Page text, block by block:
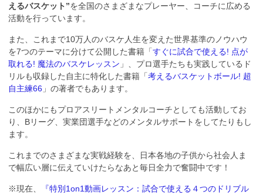
えるバスケット”を全国のさまざまなプレーヤー、コーチに広める
活動を行っています。
また、これまで10万人のバスケ人生を変えた世界基準のノウハウ
を7つのテーマに分けて公開した書籍「すぐに試合で使える! 点が
取れる! 魔法のバスケレッスン 」、プロ選手たちも実践しているド
リルも収録した自主に特化した書籍「考えるバスケットボール! 超
自主練66 」の著者でもあります。
このほかにもプロアスリートメンタルコーチとしても活動してお
り、Bリーグ、実業団選手などのメンタルサポートをしてたりもし
ます。
これまでのさまざまな実戦経験を、日本各地の子供から社会人ま
で幅広い層に伝えていけたらなあと毎日全力で奮闘中です！
※現在、
『特別1on1動画レッスン：試合で使える４つのドリブル